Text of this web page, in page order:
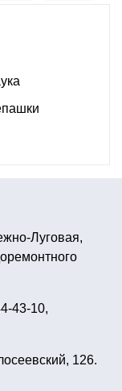
на день смеха
Луговая,
43-10,
126.